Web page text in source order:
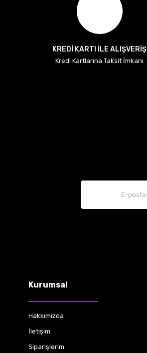
KREDİ KARTI İLE ALIŞVERİŞ
Kredi Kartlarına Taksit İmkanı
Kurumsal
Hakkımızda
İletişim
Siparişlerim